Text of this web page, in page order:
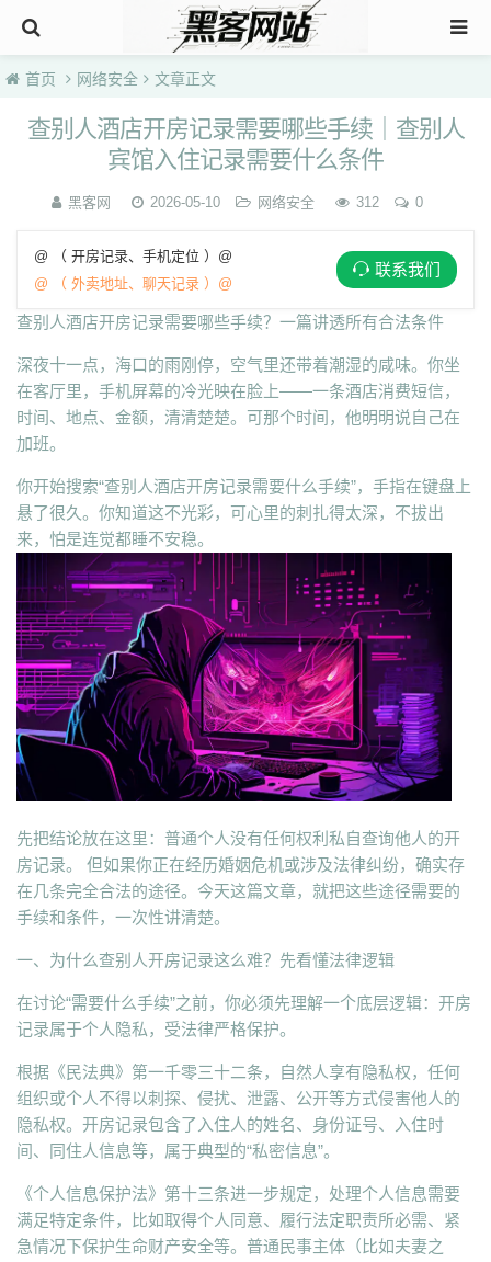
首页 网络安全 文章正文
查别人酒店开房记录需要哪些手续｜查别人
宾馆入住记录需要什么条件
黑客网 2026-05-10 网络安全 312 0
@ （ 开房记录、手机定位 ）@
@ （ 外卖地址、聊天记录 ）@
联系我们
查别人酒店开房记录需要哪些手续？一篇讲透所有合法条件
深夜十一点，海口的雨刚停，空气里还带着潮湿的咸味。你坐
在客厅里，手机屏幕的冷光映在脸上——一条酒店消费短信，
时间、地点、金额，清清楚楚。可那个时间，他明明说自己在
加班。
你开始搜索“查别人酒店开房记录需要什么手续”，手指在键盘上
悬了很久。你知道这不光彩，可心里的刺扎得太深，不拔出
来，怕是连觉都睡不安稳。
先把结论放在这里：普通个人没有任何权利私自查询他人的开
房记录。 但如果你正在经历婚姻危机或涉及法律纠纷，确实存
在几条完全合法的途径。今天这篇文章，就把这些途径需要的
手续和条件，一次性讲清楚。
一、为什么查别人开房记录这么难？先看懂法律逻辑
在讨论“需要什么手续”之前，你必须先理解一个底层逻辑：开房
记录属于个人隐私，受法律严格保护。
根据《民法典》第一千零三十二条，自然人享有隐私权，任何
组织或个人不得以刺探、侵扰、泄露、公开等方式侵害他人的
隐私权。开房记录包含了入住人的姓名、身份证号、入住时
间、同住人信息等，属于典型的“私密信息”。
《个人信息保护法》第十三条进一步规定，处理个人信息需要
满足特定条件，比如取得个人同意、履行法定职责所必需、紧
急情况下保护生命财产安全等。普通民事主体（比如夫妻之